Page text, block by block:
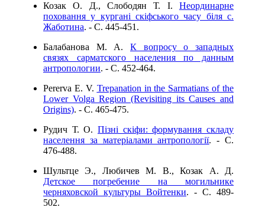
Козак О. Д., Слободян Т. І. Неординарне
поховання у кургані скіфського часу біля с.
Жаботина. - C. 445-451.
Балабанова М. А. К вопросу о западных
связях сарматского населения по данным
антропологии. - C. 452-464.
Pererva E. V. Trepanation in the Sarmatians of the
Lower Volga Region (Revisiting its Causes and
Origins). - C. 465-475.
Рудич Т. О. Пізні скіфи: формування складу
населення за матеріалами антропології. - C.
476-488.
Шультце Э., Любичев М. В., Козак А. Д.
Детское погребение на могильнике
черняховской культуры Войтенки. - C. 489-
502.